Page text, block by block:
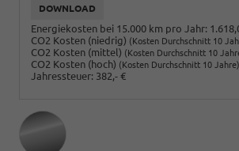
DOWNLOAD
Energiekosten bei 15.000 km pro Jahr:
CO2 Kosten (niedrig) (Kosten Durchschnitt 10
CO2 Kosten (mittel) (Kosten Durchschnitt 10
CO2 Kosten (hoch) (Kosten Durchschnitt 10 Jahre)
Jahressteuer: 382,- €